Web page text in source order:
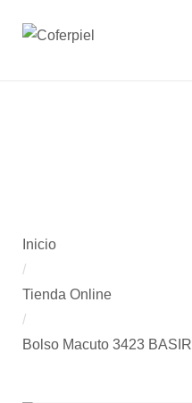
Inicio
/
Tienda Online
/
Bolso Macuto 3423 BASIR